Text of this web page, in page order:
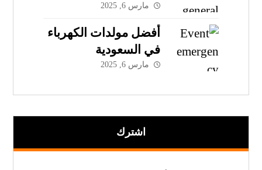
السعودية
مارس 6, 2025
أفضل مولدات الكهرباء
في السعودية
مارس 6, 2025
اشترك